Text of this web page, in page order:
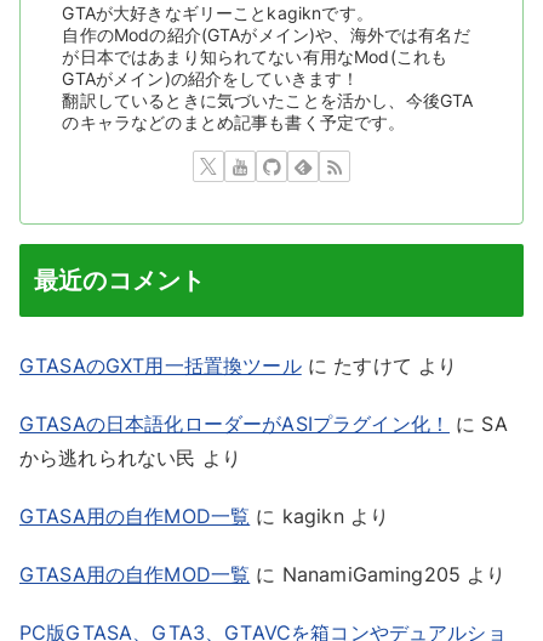
GTAが大好きなギリーことkagiknです。
自作のModの紹介(GTAがメイン)や、海外では有名だ
が日本ではあまり知られてない有用なMod(これも
GTAがメイン)の紹介をしていきます！
翻訳しているときに気づいたことを活かし、今後GTA
のキャラなどのまとめ記事も書く予定です。
最近のコメント
GTASAのGXT用一括置換ツールに たすけて より
GTASAの日本語化ローダーがASIプラグイン化！ に SA
から逃れられない民 より
GTASA用の自作MOD一覧 に kagiknより
GTASA用の自作MOD一覧 に NanamiGaming205 より
PC版GTASA、GTA3、GTAVCを箱コンやデュアルショ